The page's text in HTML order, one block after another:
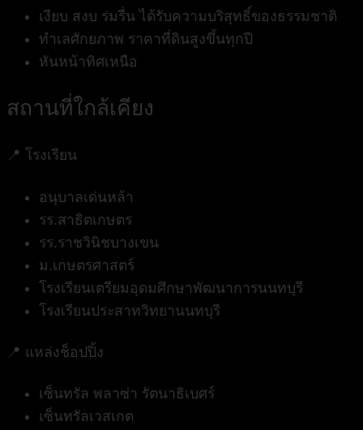
เงียบ สงบ ร่มรื่น ได้รับความบริสุทธิ์ของธรรมชาติ
ทำเลศักยภาพ ราคาที่ดินสูงขึ้นทุกปี
หันหน้าทิศเหนือ
สถานที่ใกล้เคียง
📍 โรงเรียน
อนุบาลเด่นหล้า
รร.สาธิตเกษตร
รร.ราชวินิชบางเขน
ม.เกษตรศาสตร์
โรงเรียนเตรียมอุดมศึกษาพัฒนาการนนทบุรี
โรงเรียนประสาทวิทยานนทบุรี
📍 แหล่งช็อปปิ้ง
เซ็นทรัล พลาซ่า รัตนาธิเบศร์
เซ็นทรัลเวสเกต